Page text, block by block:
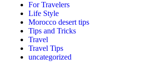
For Travelers
Life Style
Morocco desert tips
Tips and Tricks
Travel
Travel Tips
uncategorized